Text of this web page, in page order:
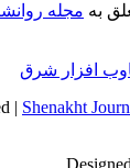
بهمجله
افزار شرق
Shenakht